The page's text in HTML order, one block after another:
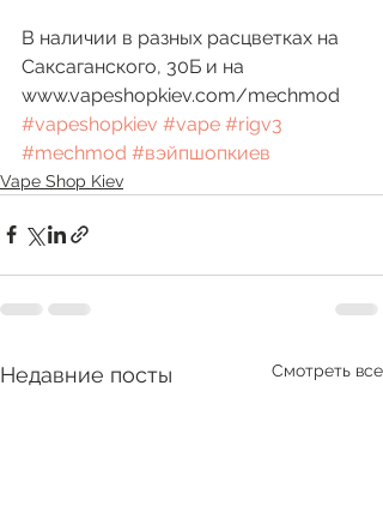
В наличии в разных расцветках на
Саксаганского, 30Б и на
www.vapeshopkiev.com/mechmod
#vapeshopkiev #vape #rigv3
#mechmod #вэйпшопкиев
Vape Shop Kiev
Недавние посты Смотреть все